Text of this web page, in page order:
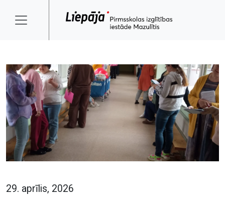
29. aprīlis, 2026